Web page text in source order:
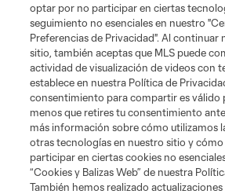
Acerca de MLS
Social
Tienda
Club Sites
optar por no participar en ciertas
seguimiento no esenciales en nuestro
Preferencias de Privacidad". Al continuar
sitio, también aceptas que MLS puede
actividad de visualización de videos con
establece en nuestra Política de
consentimiento para compartir es válido
menos que retires tu consentimiento
más información sobre cómo utilizamos
otras tecnologías en nuestro sitio y
participar en ciertas cookies no
“Cookies y Balizas Web” de nuestra
También hemos realizado